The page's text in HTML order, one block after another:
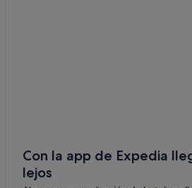
Con la app de Expedia
lejos